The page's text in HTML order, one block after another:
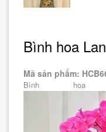
Bình hoa
Mã sản phẩm:
Bình hoa